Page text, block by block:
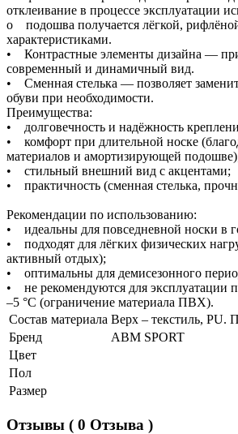
отклеивание в процессе эксплуатации
o подошва получается лёгкой,
характеристиками.
• Контрастные элементы дизайна —
современный и динамичный вид.
• Сменная стелька — позволяет
обуви при необходимости.
Преимущества:
• долговечность и надёжность
• комфорт при длительной носке
материалов и амортизирующей
• стильный внешний вид с акцентами;
• практичность (сменная стелька,
Рекомендации по использованию:
• идеальны для повседневной носки в
• подходят для лёгких физических
активный отдых);
• оптимальны для демисезонного
• не рекомендуются для эксплуатации
–5 °C (ограничение материала ПВХ).
Состав материала Верх – текстиль, PU.
Бренд
ABM SPORT
Цвет
Пол
Размер
Отзывы ( 0 Отзыва )